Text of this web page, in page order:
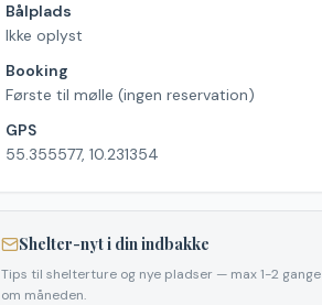
Bålplads
Ikke oplyst
Booking
Første til mølle (ingen reservation)
GPS
55.355577, 10.231354
Shelter-nyt i din indbakke
Tips til shelterture og nye pladser — max 1-2 gange
om måneden.